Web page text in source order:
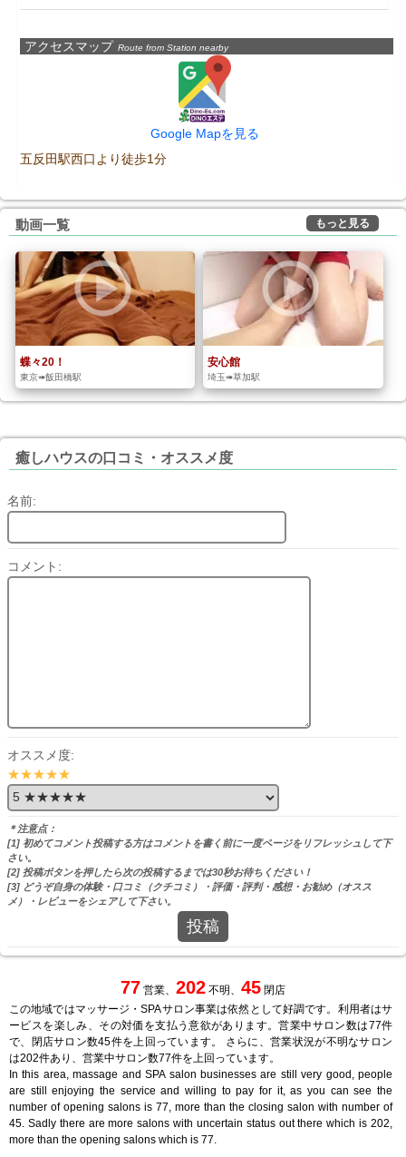
アクセスマップ Route from Station nearby
Google Mapを見る
五反田駅西口より徒歩1分
動画一覧 もっと見る
蝶々20！
東京➠飯田橋駅
安心館
埼玉➠草加駅
癒しハウスの口コミ・オススメ度
名前:
コメント:
オススメ度:
★★★★★
＊注意点：
[1] 初めてコメント投稿する方はコメントを書く前に一度ページをリフレッシュして下
さい。
[2] 投稿ボタンを押したら次の投稿するまでは30秒お待ちください！
[3] どうぞ自身の体験・口コミ（クチコミ）・評価・評判・感想・お勧め（オスス
メ）・レビューをシェアして下さい。
投稿
77 営業、 202 不明、 45 閉店
この地域ではマッサージ・SPAサロン事業は依然として好調です。利用者はサ
ービスを楽しみ、その対価を支払う意欲があります。営業中サロン数は77件
で、閉店サロン数45件を上回っています。 さらに、営業状況が不明なサロン
は202件あり、営業中サロン数77件を上回っています。
In this area, massage and SPA salon businesses are still very good, people
are still enjoying the service and willing to pay for it, as you can see the
number of opening salons is 77, more than the closing salon with number of
45. Sadly there are more salons with uncertain status out there which is 202,
more than the opening salons which is 77.